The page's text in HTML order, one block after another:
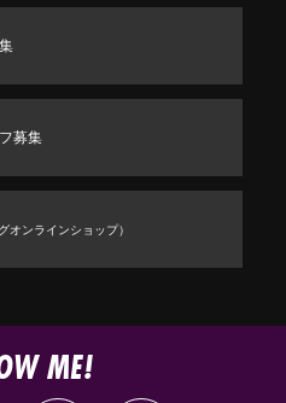
募集
オンラインショップ）
ME!